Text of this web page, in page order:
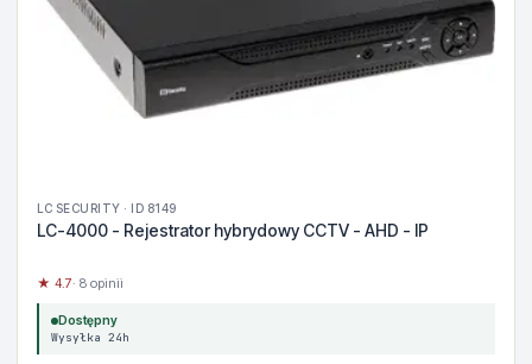
LC SECURITY · ID 8149
LC-4000 - Rejestrator hybrydowy CCTV - AHD - IP
★ 4.7· 8 opinii
Dostępny
Wysyłka 24h